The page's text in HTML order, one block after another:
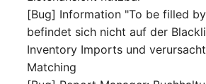
Release Notes 22
Release Notes 1.19
FC-
Objekt-Beziehungen
Lebens und
Dokumentationszyklus
IP Address Management
(IPAM)
Kabel-Patches und -wege
Maintenance
Nagios
[Bug] Information "To be filled by
befindet sich nicht auf der
Inventory Imports und
Matching